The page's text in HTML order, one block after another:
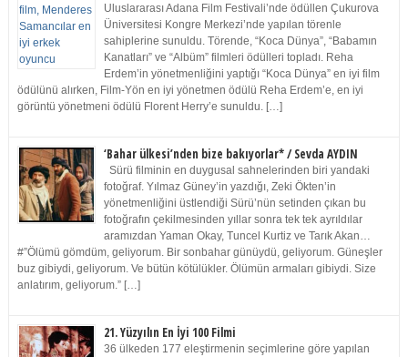
Uluslararası Adana Film Festivali’nde ödüllen Çukurova
Üniversitesi Kongre Merkezi’nde yapılan törenle
sahiplerine sunuldu. Törende, “Koca Dünya”, “Babamın
Kanatları” ve “Albüm” filmleri ödülleri topladı. Reha
Erdem’in yönetmenliğini yaptığı “Koca Dünya” en iyi film
ödülünü alırken, Film-Yön en iyi yönetmen ödülü Reha Erdem’e, en iyi
görüntü yönetmeni ödülü Florent Herry’e sunuldu. […]
‘Bahar ülkesi’nden bize bakıyorlar* / Sevda AYDIN
Sürü filminin en duygusal sahnelerinden biri yandaki
fotoğraf. Yılmaz Güney’in yazdığı, Zeki Ökten’in
yönetmenliğini üstlendiği Sürü’nün setinden çıkan bu
fotoğrafın çekilmesinden yıllar sonra tek tek ayrıldılar
aramızdan Yaman Okay, Tuncel Kurtiz ve Tarık Akan…
#”Ölümü gömdüm, geliyorum. Bir sonbahar günüydü, geliyorum. Güneşler
buz gibiydi, geliyorum. Ve bütün kötülükler. Ölümün armaları gibiydi. Size
anlatırım, geliyorum.” […]
21. Yüzyılın En İyi 100 Filmi
36 ülkeden 177 eleştirmenin seçimlerine göre yapılan